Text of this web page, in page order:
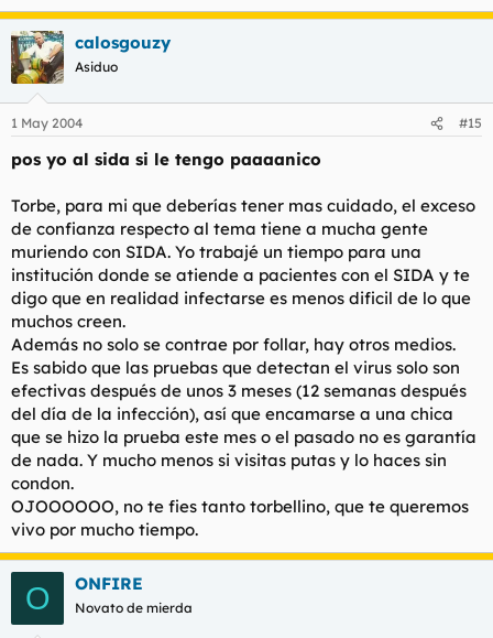
calosgouzy
Asiduo
1 May 2004 #15
pos yo al sida si le tengo paaaanico
Torbe, para mi que deberías tener mas cuidado, el exceso
de confianza respecto al tema tiene a mucha gente
muriendo con SIDA. Yo trabajé un tiempo para una
institución donde se atiende a pacientes con el SIDA y te
digo que en realidad infectarse es menos dificil de lo que
muchos creen.
Además no solo se contrae por follar, hay otros medios.
Es sabido que las pruebas que detectan el virus solo son
efectivas después de unos 3 meses (12 semanas después
del día de la infección), así que encamarse a una chica
que se hizo la prueba este mes o el pasado no es garantía
de nada. Y mucho menos si visitas putas y lo haces sin
condon.
OJOOOOOO, no te fies tanto torbellino, que te queremos
vivo por mucho tiempo.
O ONFIRE
Novato de mierda